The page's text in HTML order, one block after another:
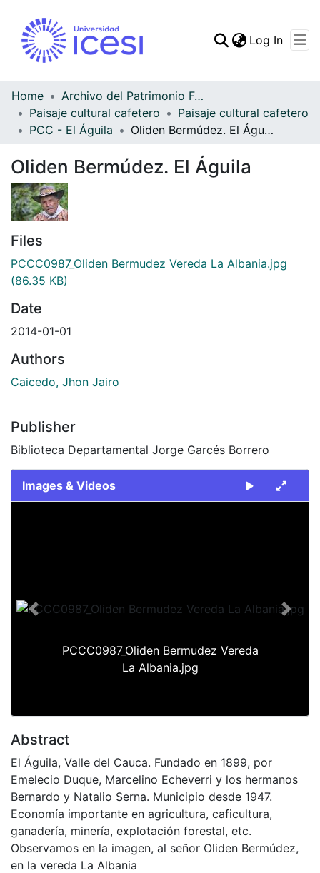
Statistics
Log In
Home
Archivo del Patrimonio Fotográfico y Fílmico del Valle del Cauca
Paisaje cultural cafetero
Paisaje cultural cafetero
PCC - El Águila
Oliden Bermúdez. El Águila
Oliden Bermúdez. El Águila
Files
PCCC0987_Oliden Bermudez Vereda La Albania.jpg
(86.35 KB)
Date
2014-01-01
Authors
Caicedo, Jhon Jairo
Publisher
Biblioteca Departamental Jorge Garcés Borrero
Images & Videos
PCCC0987_Oliden Bermudez Vereda
La Albania.jpg
Previous Next
Abstract
El Águila, Valle del Cauca. Fundado en 1899, por
Emelecio Duque, Marcelino Echeverri y los hermanos
Bernardo y Natalio Serna. Municipio desde 1947.
Economía importante en agricultura, caficultura,
ganadería, minería, explotación forestal, etc.
Observamos en la imagen, al señor Oliden Bermúdez,
en la vereda La Albania